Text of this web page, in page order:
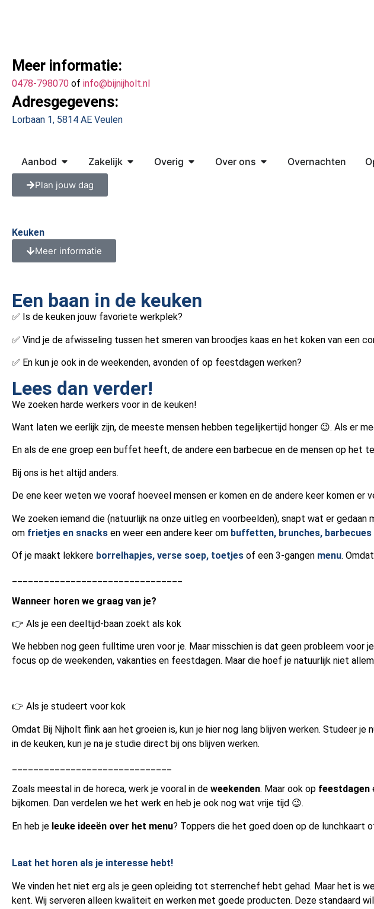
Meer informatie:
0478-798070 of info@bijnijholt.nl
Adresgegevens:
Lorbaan 1, 5814 AE Veulen
Aanbod Zakelijk Overig Over ons Overnachten
Plan jouw dag
Keuken
Meer informatie
Een baan in de keuken
✅ Is de keuken jouw favoriete werkplek?
✅ Vind je de afwisseling tussen het smeren van broodjes kaas en het koken van een
✅ En kun je ook in de weekenden, avonden of op feestdagen werken?
Lees dan verder!
We zoeken harde werkers voor in de keuken!
Want laten we eerlijk zijn, de meeste mensen hebben tegelijkertijd honger 😉. Als er
En als de ene groep een buffet heeft, de andere een barbecue en de mensen op het
Bij ons is het altijd anders.
De ene keer weten we vooraf hoeveel mensen er komen en de andere keer komen er
We zoeken iemand die (natuurlijk na onze uitleg en voorbeelden), snapt wat er gedaan
om frietjes en snacks en weer een andere keer om buffetten, brunches, barbecues
Of je maakt lekkere borrelhapjes, verse soep, toetjes of een 3-gangen menu.
Wanneer horen we graag van je?
👉 Als je een deeltijd-baan zoekt als kok
We hebben nog geen fulltime uren voor je. Maar misschien is dat geen probleem
focus op de weekenden, vakanties en feestdagen. Maar die hoef je natuurlijk niet
👉 Als je studeert voor kok
Omdat Bij Nijholt flink aan het groeien is, kun je hier nog lang blijven werken. Studeer
in de keuken, kun je na je studie direct bij ons blijven werken.
Zoals meestal in de horeca, werk je vooral in de weekenden. Maar ook op feestdagen
bijkomen. Dan verdelen we het werk en heb je ook nog wat vrije tijd 😉.
En heb je leuke ideeën over het menu? Toppers die het goed doen op de lunchkaart
Laat het horen als je interesse hebt!
We vinden het niet erg als je geen opleiding tot sterrenchef hebt gehad. Maar het is
kent. Wij serveren alleen kwaliteit en werken met goede producten. Deze standaard